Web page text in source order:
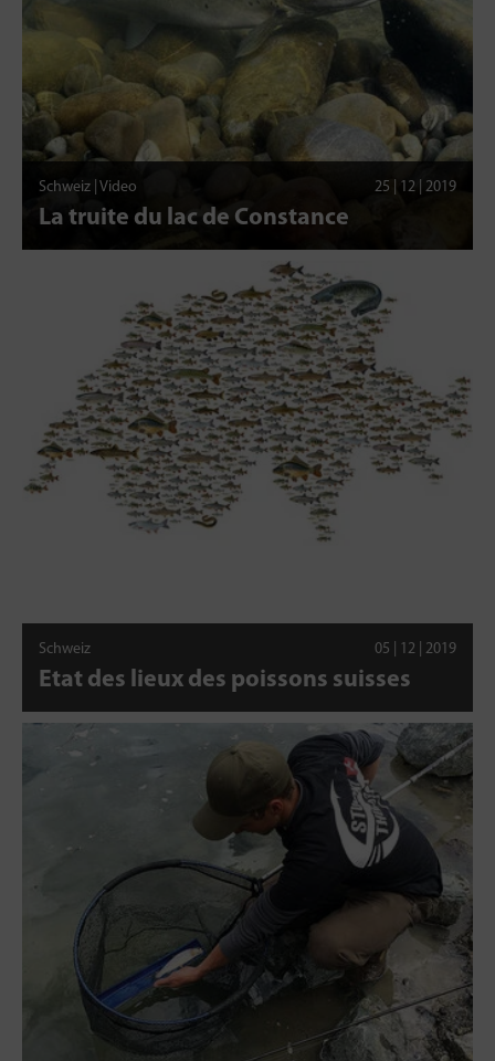
Schweiz | Video 25 | 12 | 2019
La truite du lac de Constance
Schweiz 05 | 12 | 2019
Etat des lieux des poissons suisses